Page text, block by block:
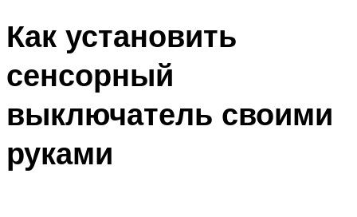
Как установить
сенсорный
выключатель своими
руками